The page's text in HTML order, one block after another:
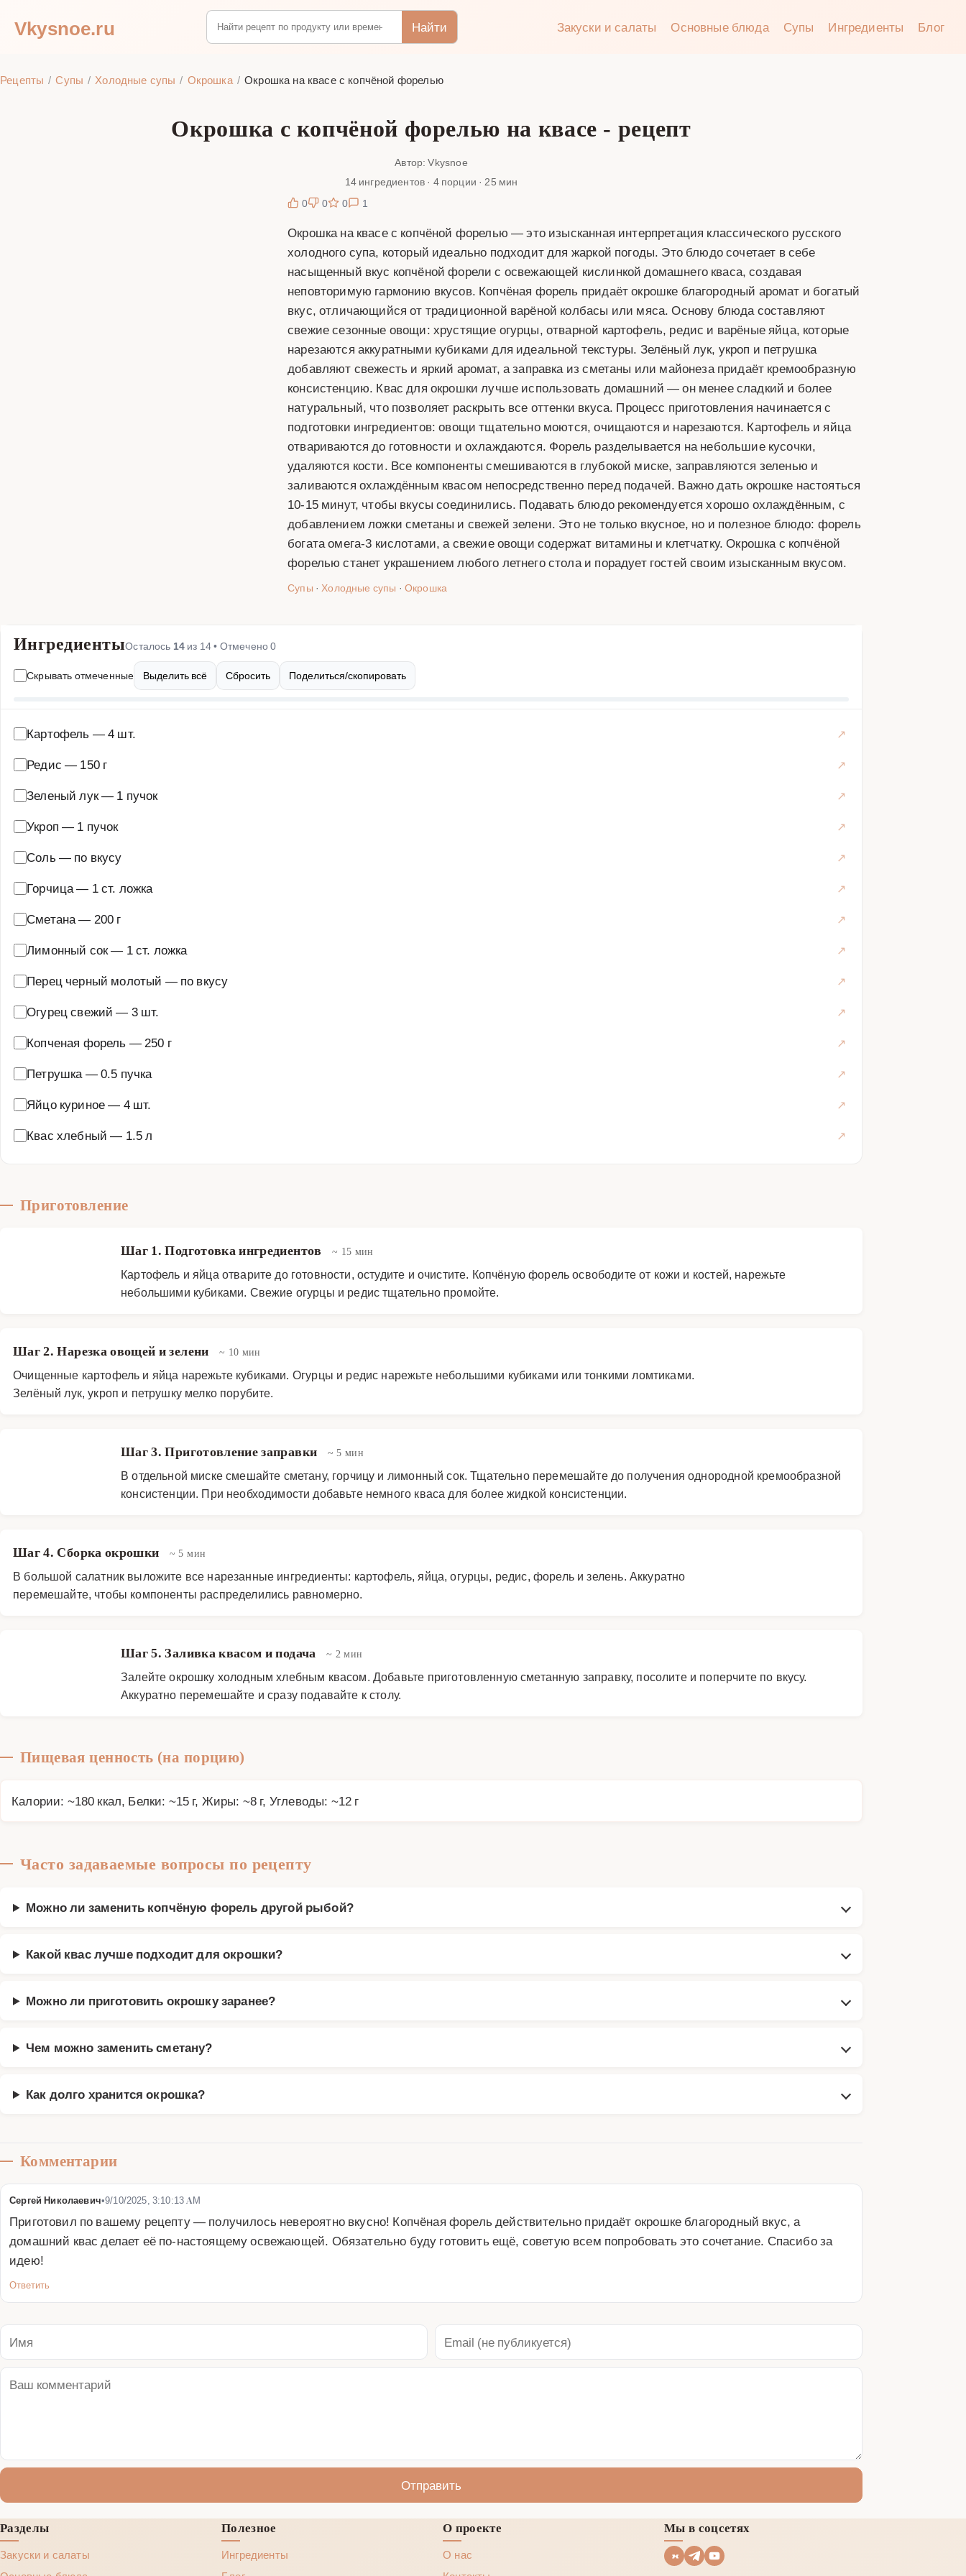
Vkysnoe.ru Найти Закуски и салаты Основные блюда Супы Ингредиенты Блог
Рецепты Супы Холодные супы Окрошка Окрошка на квасе с копчёной форелью
Окрошка с копчёной форелью на квасе - рецепт
Автор: Vkysnoe
14 ингредиентов · 4 порции · 25 мин
0
0 0 1
Окрошка на квасе с копчёной форелью — это изысканная интерпретация классического русского
холодного супа, который идеально подходит для жаркой погоды. Это блюдо сочетает в себе
насыщенный вкус копчёной форели с освежающей кислинкой домашнего кваса, создавая
неповторимую гармонию вкусов. Копчёная форель придаёт окрошке благородный аромат и богатый
вкус, отличающийся от традиционной варёной колбасы или мяса. Основу блюда составляют
свежие сезонные овощи: хрустящие огурцы, отварной картофель, редис и варёные яйца, которые
нарезаются аккуратными кубиками для идеальной текстуры. Зелёный лук, укроп и петрушка
добавляют свежесть и яркий аромат, а заправка из сметаны или майонеза придаёт кремообразную
консистенцию. Квас для окрошки лучше использовать домашний — он менее сладкий и более
натуральный, что позволяет раскрыть все оттенки вкуса. Процесс приготовления начинается с
подготовки ингредиентов: овощи тщательно моются, очищаются и нарезаются. Картофель и яйца
отвариваются до готовности и охлаждаются. Форель разделывается на небольшие кусочки,
удаляются кости. Все компоненты смешиваются в глубокой миске, заправляются зеленью и
заливаются охлаждённым квасом непосредственно перед подачей. Важно дать окрошке настояться
10-15 минут, чтобы вкусы соединились. Подавать блюдо рекомендуется хорошо охлаждённым, с
добавлением ложки сметаны и свежей зелени. Это не только вкусное, но и полезное блюдо: форель
богата омега-3 кислотами, а свежие овощи содержат витамины и клетчатку. Окрошка с копчёной
форелью станет украшением любого летнего стола и порадует гостей своим изысканным вкусом.
Супы ·Холодные супы · Окрошка
ИнгредиентыОсталось 14 из 14• Отмечено0
Скрывать отмеченные Выделить всё Сбросить Поделиться/скопировать
Картофель —4 шт.
Редис — 150 г
Зеленый лук— 1 пучок
Укроп — 1 пучок
Соль — по вкусу
Горчица— 1 ст. ложка
Сметана— 200 г
Лимонный сок— 1 ст. ложка
Перец черный молотый — по вкусу
Огурец свежий — 3 шт.
Копченая форель — 250 г
Петрушка —0.5 пучка
Яйцо куриное— 4 шт.
Квас хлебный — 1.5 л
Приготовление
Шаг 1. Подготовка ингредиентов ~ 15 мин
Картофель и яйца отварите до готовности, остудите и очистите. Копчёную форель освободите от кожи и костей, нарежьте
небольшими кубиками. Свежие огурцы и редис тщательно промойте.
Шаг 2. Нарезка овощей и зелени ~ 10 мин
Очищенные картофель и яйца нарежьте кубиками. Огурцы и редис нарежьте небольшими кубиками или тонкими ломтиками.
Зелёный лук, укроп и петрушку мелко порубите.
Шаг 3. Приготовление заправки ~ 5 мин
В отдельной миске смешайте сметану, горчицу и лимонный сок. Тщательно перемешайте до получения однородной кремообразной
консистенции. При необходимости добавьте немного кваса для более жидкой консистенции.
Шаг 4. Сборка окрошки ~ 5 мин
В большой салатник выложите все нарезанные ингредиенты: картофель, яйца, огурцы, редис, форель и зелень. Аккуратно
перемешайте, чтобы компоненты распределились равномерно.
Шаг 5. Заливка квасом и подача ~ 2 мин
Залейте окрошку холодным хлебным квасом. Добавьте приготовленную сметанную заправку, посолите и поперчите по вкусу.
Аккуратно перемешайте и сразу подавайте к столу.
Пищевая ценность (на порцию)
Калории: ~180 ккал, Белки: ~15 г, Жиры: ~8 г, Углеводы: ~12 г
Часто задаваемые вопросы по рецепту
Можно ли заменить копчёную форель другой рыбой?
Какой квас лучше подходит для окрошки?
Можно ли приготовить окрошку заранее?
Чем можно заменить сметану?
Как долго хранится окрошка?
Комментарии
Сергей Николаевич•9/10/2025, 3:10:13 AM
Приготовил по вашему рецепту — получилось невероятно вкусно! Копчёная форель действительно придаёт окрошке благородный вкус, а
домашний квас делает её по-настоящему освежающей. Обязательно буду готовить ещё, советую всем попробовать это сочетание. Спасибо за
идею!
Ответить
Отправить
Разделы
Закуски и салаты
Полезное
Ингредиенты
О проекте
О нас
Мы в соцсетях